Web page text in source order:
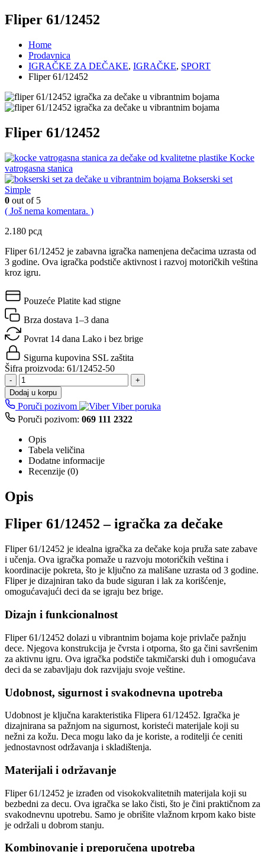
Fliper 61/12452
Home
Prodavnica
IGRAČKE ZA DEČAKE, IGRAČKE, SPORT
Fliper 61/12452
Fliper 61/12452
Kocke
vatrogasna stanica
Bokserski set
Simple
0 out of 5
( Još nema komentara. )
2.180 рсд
Fliper 61/12452 je zabavna igračka namenjena dečacima uzrasta od
3 godine. Ova igračka podstiče aktivnost i razvoj motoričkih veština
kroz igru.
Pouzeće Platite kad stigne
Brza dostava 1–3 dana
Povrat 14 dana Lako i bez brige
Sigurna kupovina SSL zaštita
Šifra proizvoda: 61/12452-50
-
+
Dodaj u korpu
Poruči pozivom
Viber poruka
Poruči pozivom: 069 111 2322
Opis
Tabela veličina
Dodatne informacije
Recenzije (0)
Opis
Fliper 61/12452 – igračka za dečake
Fliper 61/12452 je idealna igračka za dečake koja pruža sate zabave
i učenja. Ova igračka pomaže u razvoju motoričkih veština i
koordinacije pokreta, što je ključno za mališane uzrasta od 3 godine.
Fliper je dizajniran tako da bude siguran i lak za korišćenje,
omogućavajući deci da se igraju bez brige.
Dizajn i funkcionalnost
Fliper 61/12452 dolazi u vibrantnim bojama koje privlače pažnju
dece. Njegova konstrukcija je čvrsta i otporna, što ga čini savršenim
za aktivnu igru. Ova igračka podstiče takmičarski duh i omogućava
deci da se zabavljaju dok razvijaju svoje veštine.
Udobnost, sigurnost i svakodnevna upotreba
Udobnost je ključna karakteristika Flipera 61/12452. Igračka je
dizajnirana sa pažnjom na sigurnost, koristeći materijale koji su
nežni za kožu. Deca mogu lako da je koriste, a roditelji će ceniti
jednostavnost održavanja i skladištenja.
Materijali i održavanje
Fliper 61/12452 je izrađen od visokokvalitetnih materijala koji su
bezbedni za decu. Ova igračka se lako čisti, što je čini praktičnom za
svakodnevnu upotrebu. Samo je obrišite vlažnom krpom kako biste
je održali u dobrom stanju.
Kombinovanje i preporučena upotreba